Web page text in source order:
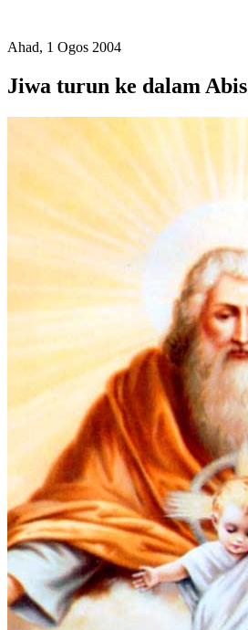
Ahad, 1 Ogos 2004
Jiwa turun ke dalam Abis